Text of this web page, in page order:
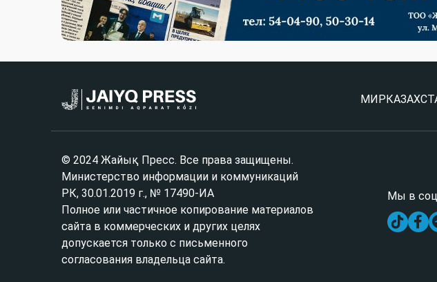
МИР
© 2024 Жайық Пресс. Все права защищены.
Министерство информации и коммуникаций
РК, 30.01.2019 г., № 17490-ИА
Полное или частичное копирование материалов
сайта в коммерческих и других целях
допускается только с письменного
согласования владельца сайта.
Мы в